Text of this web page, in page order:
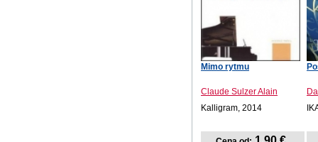
Mimo rytmu
Claude Sulzer Alain
Kalligram, 2014